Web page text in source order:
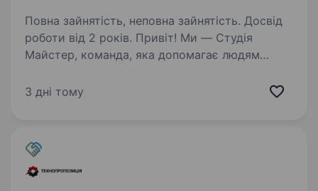
Повна зайнятість, неповна зайнятість. Досвід
роботи від 2 років. Привіт! Ми — Студія
Майстер, команда, яка допомагає людям
у Києві, Житомирі та інших містах. Якщо тобі
3 дні тому